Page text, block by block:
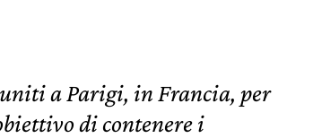
a Parigi, in Francia, per
di contenere i